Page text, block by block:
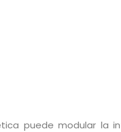
puede modular la